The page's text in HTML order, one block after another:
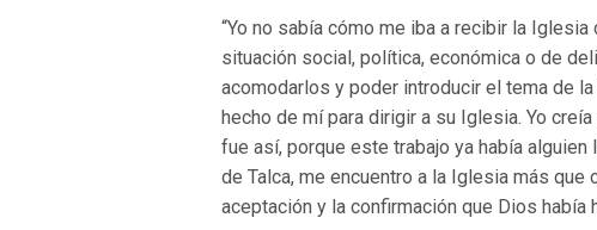
“Yo no sabía cómo me iba a recibir la
situación social, política, económica o de
acomodarlos y poder introducir el tema de
hecho de mí para dirigir a su Iglesia. Yo
fue así, porque este trabajo ya había
de Talca, me encuentro a la Iglesia más
aceptación y la confirmación que Dios había